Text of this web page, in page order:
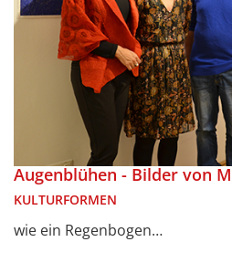
Augenblühen - Bilder von
KULTURFORMEN
wie ein Regenbogen…